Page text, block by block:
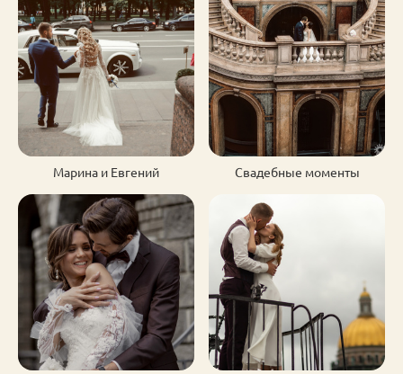
Марина и Евгений Свадебные моменты